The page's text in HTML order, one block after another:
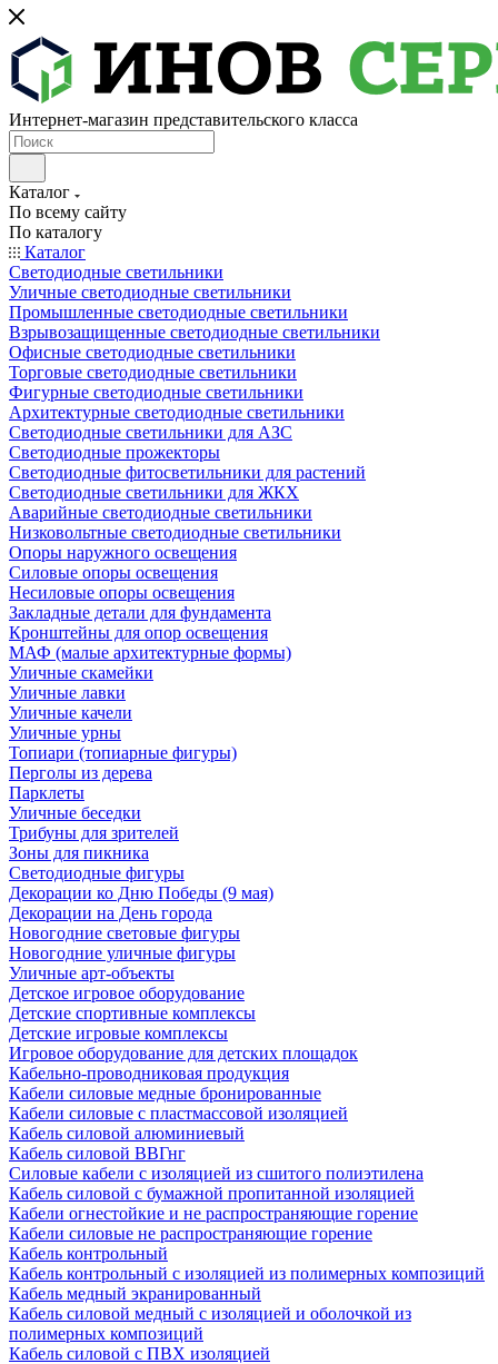
Интернет-магазин представительского класса
Каталог
По всему сайту
По каталогу
Каталог
Светодиодные светильники
Уличные светодиодные светильники
Промышленные светодиодные светильники
Взрывозащищенные светодиодные светильники
Офисные светодиодные светильники
Торговые светодиодные светильники
Фигурные светодиодные светильники
Архитектурные светодиодные светильники
Светодиодные светильники для АЗС
Светодиодные прожекторы
Светодиодные фитосветильники для растений
Светодиодные светильники для ЖКХ
Аварийные светодиодные светильники
Низковольтные светодиодные светильники
Опоры наружного освещения
Силовые опоры освещения
Несиловые опоры освещения
Закладные детали для фундамента
Кронштейны для опор освещения
МАФ (малые архитектурные формы)
Уличные скамейки
Уличные лавки
Уличные качели
Уличные урны
Топиари (топиарные фигуры)
Перголы из дерева
Парклеты
Уличные беседки
Трибуны для зрителей
Зоны для пикника
Светодиодные фигуры
Декорации ко Дню Победы (9 мая)
Декорации на День города
Новогодние световые фигуры
Новогодние уличные фигуры
Уличные арт-объекты
Детское игровое оборудование
Детские спортивные комплексы
Детские игровые комплексы
Игровое оборудование для детских площадок
Кабельно-проводниковая продукция
Кабели силовые медные бронированные
Кабели силовые с пластмассовой изоляцией
Кабель силовой алюминиевый
Кабель силовой ВВГнг
Силовые кабели с изоляцией из сшитого полиэтилена
Кабель силовой с бумажной пропитанной изоляцией
Кабели огнестойкие и не распространяющие горение
Кабели силовые не распространяющие горение
Кабель контрольный
Кабель контрольный с изоляцией из полимерных композиций
Кабель медный экранированный
Кабель силовой медный с изоляцией и оболочкой из
полимерных композиций
Кабель силовой с ПВХ изоляцией